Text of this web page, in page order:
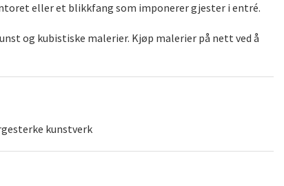
eller et blikkfang som imponerer gjester i entré.
og kubistiske malerier. Kjøp malerier på nett ved å
kunstverk